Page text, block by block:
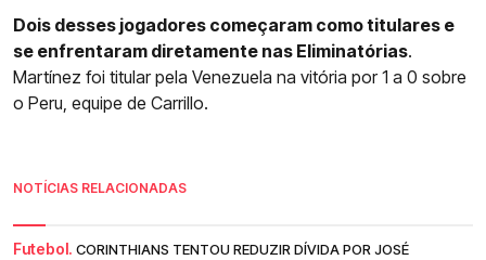
Dois desses jogadores começaram como titulares e
se enfrentaram diretamente nas Eliminatórias.
Martínez foi titular pela Venezuela na vitória por 1 a 0 sobre
o Peru, equipe de Carrillo.
NOTÍCIAS RELACIONADAS
Futebol. CORINTHIANS TENTOU REDUZIR DÍVIDA POR JOSÉ